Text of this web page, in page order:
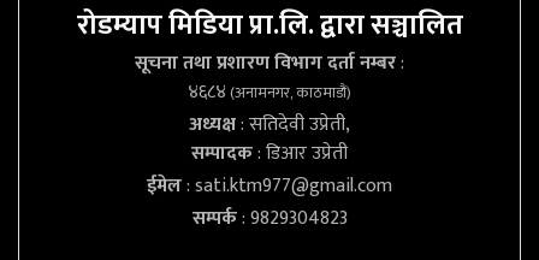
रोडम्याप मिडिया प्रा.लि. द्वारा सञ्चालित
सूचना तथा प्रशारण विभाग दर्ता नम्बर:
४६८४(अनामनगर, काठमाडौं)
अध्यक्ष: सतिदेवी उप्रेती,
सम्पादक: डिआर उप्रेती
ईमेल:sati.ktm977@gmail.com
सम्पर्क: 9829304823